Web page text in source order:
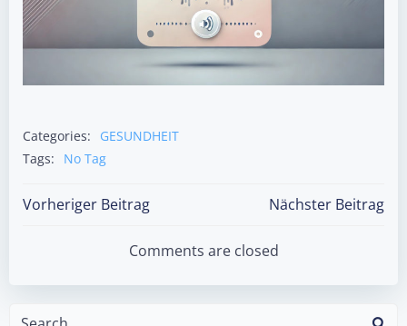
Categories:
GESUNDHEIT
Tags:
No Tag
Post
navigation
Vorheriger Beitrag
Post
navigation
Nächster Beitrag
Comments are closed
Search